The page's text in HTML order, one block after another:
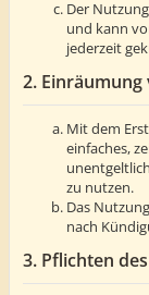
Der
und kann
jederzeit
2.
Mit dem
einfaches,
zu nutzen.
Das
nach
3. Pflichten